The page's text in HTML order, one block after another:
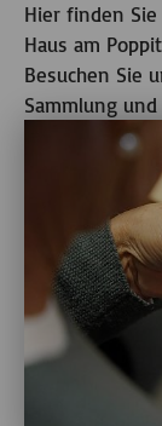
Hier finden
Haus am
Besuchen Sie
Sammlung